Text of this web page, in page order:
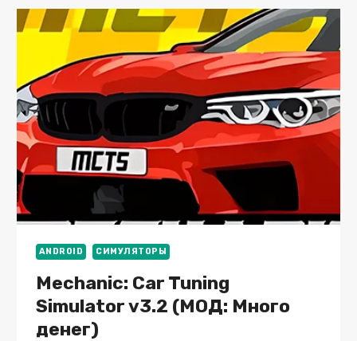
(МНОГО
ДЕНЕГ)
ANDROID СИМУЛЯТОРЫ
Mechanic: Car Tuning
Simulator v3.2 (МОД: Много
денег)